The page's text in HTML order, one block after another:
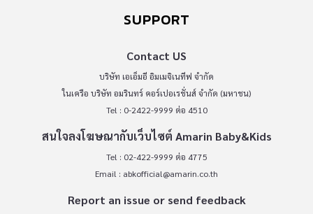
SUPPORT
Contact US
บริษัท เอเอ็มอี อิมเมจิเนทีฟ จำกัด
ในเครือ บริษัท อมรินทร์ คอร์เปอเรชั่นส์ จำกัด (มหาชน)
Tel : 0-2422-9999 ต่อ 4510
สนใจลงโฆษณากับเว็บไซต์ Amarin Baby&Kids
Tel : 02-422-9999 ต่อ 4775
Email : abkofficial@amarin.co.th
Report an issue or send feedback